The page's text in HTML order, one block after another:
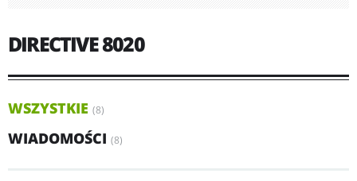
DIRECTIVE 8020
WSZYSTKIE (8)
WIADOMOŚCI (8)